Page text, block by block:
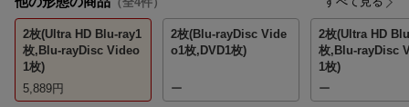
2枚(Ultra HD Blu-ray1
枚,Blu-rayDisc Video
1枚)
5,889円
2枚(Blu-rayDisc Vide
o1枚,DVD1枚)
ー
2枚(Ultra HD
枚,Blu-rayDisc
1枚)
ー